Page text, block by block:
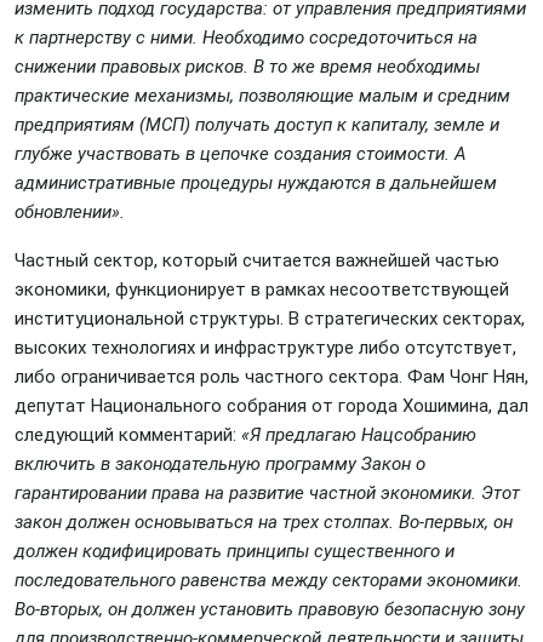
изменить подход государства: от управления предприятиями
к партнерству с ними. Необходимо сосредоточиться на
снижении правовых рисков. В то же время необходимы
практические механизмы, позволяющие малым и средним
предприятиям (МСП) получать доступ к капиталу, земле и
глубже участвовать в цепочке создания стоимости. А
административные процедуры нуждаются в дальнейшем
обновлении».
Частный сектор, который считается важнейшей частью
экономики, функционирует в рамках несоответствующей
институциональной структуры. В стратегических секторах,
высоких технологиях и инфраструктуре либо отсутствует,
либо ограничивается роль частного сектора. Фам Чонг Нян,
депутат Национального собрания от города Хошимина, дал
следующий комментарий: «Я предлагаю Нацсобранию
включить в законодательную программу Закон о
гарантировании права на развитие частной экономики. Этот
закон должен основываться на трех столпах. Во-первых, он
должен кодифицировать принципы существенного и
последовательного равенства между секторами экономики.
Во-вторых, он должен установить правовую безопасную зону